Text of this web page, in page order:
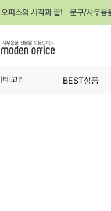
피스의 시작과 끝! 문구/사무용
테고리 BEST상품